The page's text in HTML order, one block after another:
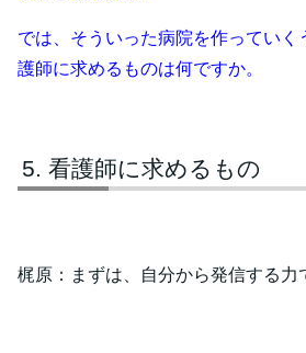
では、そういった病院を作っていく
護師に求めるものは何ですか。
看護師に求めるもの
梶原：まずは、自分から発信する力